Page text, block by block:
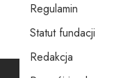
Regulamin
Statut fundacji
Redakcja